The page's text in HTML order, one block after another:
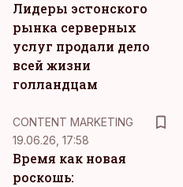
Лидеры эстонского
рынка серверных
услуг продали дело
всей жизни
голландцам
CONTENT MARKETING
19.06.26, 17:58
Время как новая
роскошь: